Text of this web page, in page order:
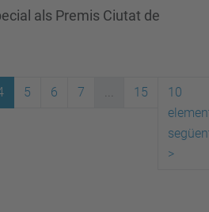
als Premis Ciutat de
5 6 7 ... 15
10
>